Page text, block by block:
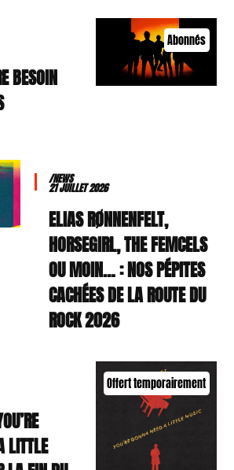
Abonnés
BESOIN
/NEWS
21 JUILLET 2026
ELIAS RØNNENFELT,
HORSEGIRL, THE FEMCELS
OU MOIN… : NOS PÉPITES
CACHÉES DE LA ROUTE DU
ROCK 2026
Offert temporairement
LITTLE